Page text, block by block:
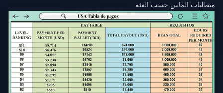
متطلبات الماس حسب الفئة